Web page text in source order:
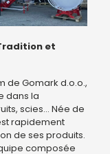
et
de Gomark d.o.o.,
dans la
scies… Née de
rapidement
de ses produits.
composée